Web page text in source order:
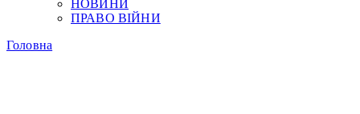
НОВИНИ
ПРАВО ВІЙНИ
Головна